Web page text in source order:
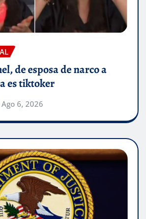
de esposa de narco a
es tiktoker
Ago 6, 2026